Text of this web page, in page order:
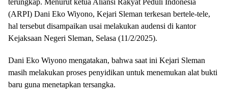
(ARPI) Dani Eko Wiyono, Kejari Sleman terkesan bertele-tele,
hal tersebut disampaikan usai melakukan audensi di kantor
Kejaksaan Negeri Sleman, Selasa (11/2/2025).
Dani Eko Wiyono mengatakan, bahwa saat ini Kejari Sleman
masih melakukan proses penyidikan untuk menemukan alat bukti
baru guna menetapkan tersangka.